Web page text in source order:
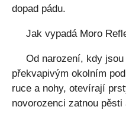
dopad pádu.
Jak vypadá Moro
Od narození, kdy
překvapivým okolním
ruce a nohy, otevírají
novorozenci zatnou